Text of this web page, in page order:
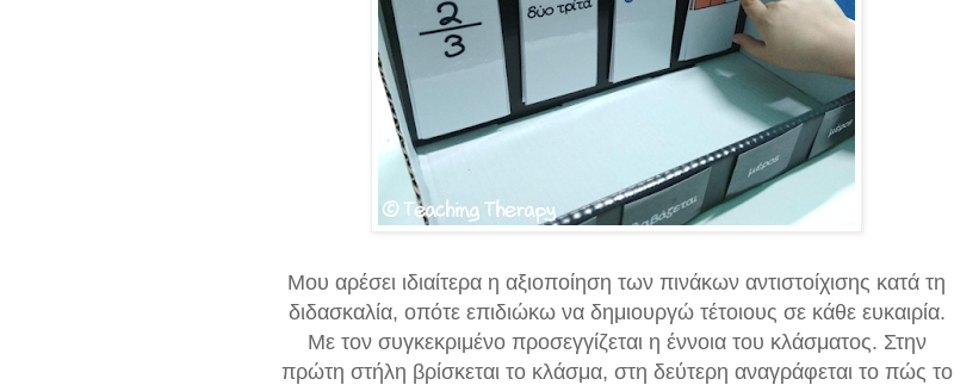
Μου αρέσει ιδιαίτερα η αξιοποίηση των πινάκων αντιστοίχισης κατά τη
διδασκαλία, οπότε επιδιώκω να δημιουργώ τέτοιους σε κάθε ευκαιρία.
Με τον συγκεκριμένο προσεγγίζεται η έννοια του κλάσματος. Στην
πρώτη στήλη βρίσκεται το κλάσμα, στη δεύτερη αναγράφεται το πώς το